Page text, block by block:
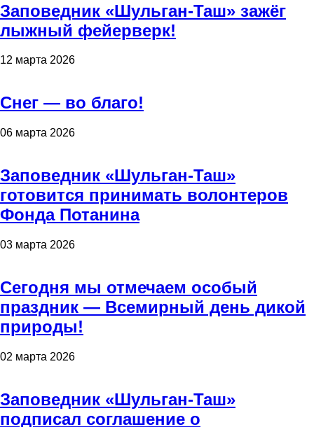
Заповедник «Шульган-Таш» зажёг
лыжный фейерверк!
12 марта 2026
Снег — во благо!
06 марта 2026
Заповедник «Шульган-Таш»
готовится принимать волонтеров
Фонда Потанина
03 марта 2026
Сегодня мы отмечаем особый
праздник — Всемирный день дикой
природы!
02 марта 2026
Заповедник «Шульган-Таш»
подписал соглашение о